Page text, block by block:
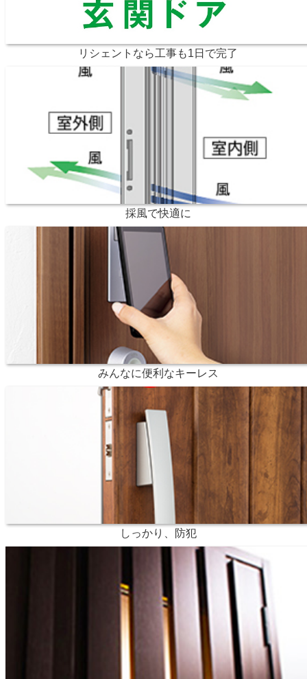
リシェントなら工事も1日で完了
採風で快適に
みんなに便利なキーレス
しっかり、防犯